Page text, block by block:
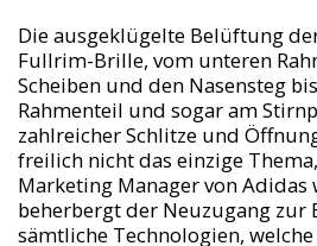
Die ausgeklügelte Belüftung
Fullrim-Brille, vom unteren
Scheiben und den Nasensteg
Rahmenteil und sogar am
zahlreicher Schlitze und
freilich nicht das einzige
Marketing Manager von
beherbergt der Neuzugang zur
sämtliche Technologien,